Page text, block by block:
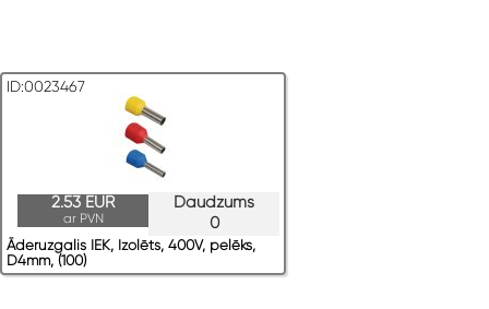
ID:0023467
Daudzums
0
2.53 EUR
ar PVN
Āderuzgalis IEK, Izolēts, 400V, pelēks,
D4mm, (100)